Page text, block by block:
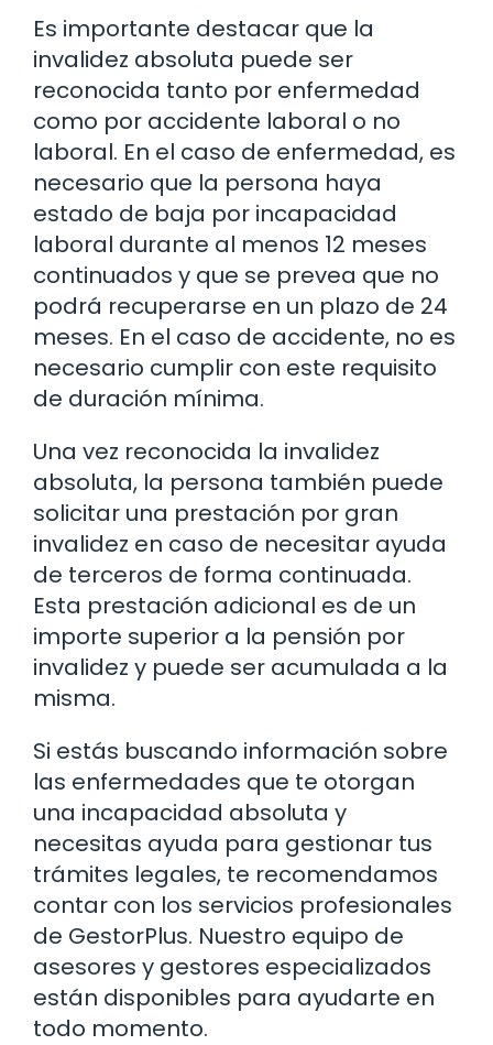
Es importante destacar que la
invalidez absoluta puede ser
reconocida tanto por enfermedad
como por accidente laboral o no
laboral. En el caso de enfermedad, es
necesario que la persona haya
estado de baja por incapacidad
laboral durante al menos 12 meses
continuados y que se prevea que no
podrá recuperarse en un plazo de 24
meses. En el caso de accidente, no es
necesario cumplir con este requisito
de duración mínima.
Una vez reconocida la invalidez
absoluta, la persona también puede
solicitar una prestación por gran
invalidez en caso de necesitar ayuda
de terceros de forma continuada.
Esta prestación adicional es de un
importe superior a la pensión por
invalidez y puede ser acumulada a la
misma.
Si estás buscando información sobre
las enfermedades que te otorgan
una incapacidad absoluta y
necesitas ayuda para gestionar tus
trámites legales, te recomendamos
contar con los servicios profesionales
de GestorPlus. Nuestro equipo de
asesores y gestores especializados
están disponibles para ayudarte en
todo momento.